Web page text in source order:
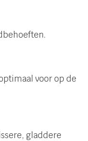
voor op de
gladdere